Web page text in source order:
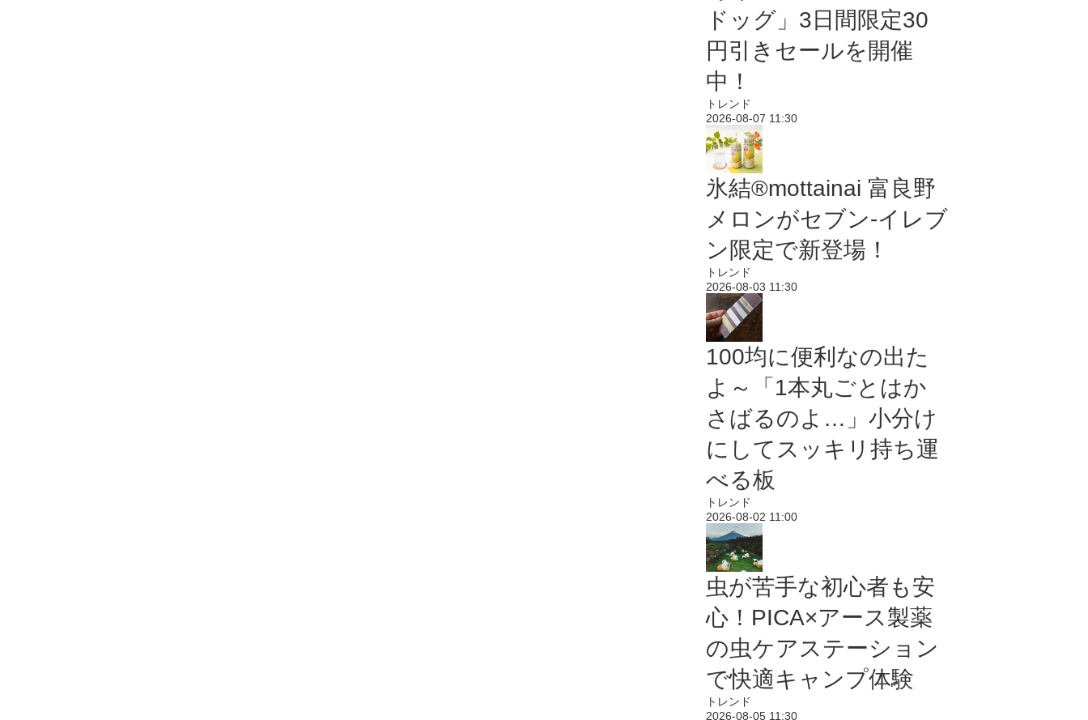
ドッグ」3日間限定30
円引きセールを開催
中！
トレンド
2026-08-07 11:30
氷結®mottainai 富良野
メロンがセブン‐イレブ
ン限定で新登場！
トレンド
2026-08-03 11:30
100均に便利なの出た
よ～「1本丸ごとはか
さばるのよ…」小分け
にしてスッキリ持ち運
べる板
トレンド
2026-08-02 11:00
虫が苦手な初心者も安
心！PICA×アース製薬
の虫ケアステーション
で快適キャンプ体験
トレンド
2026-08-05 11:30